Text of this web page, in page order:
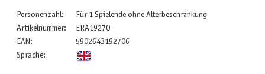
Personenzahl:
Für 1 Spielende ohne Alterbeschränkung
Artikelnummer:
ERA19270
EAN:
5902643192706
Sprache: